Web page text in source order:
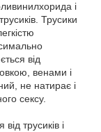
і
Трусики
від
венами і
не натирає і
сексу.
трусиків і